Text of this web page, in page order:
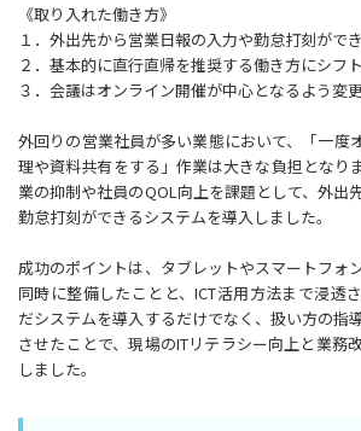
《取り入れた働き方》
１．外出先から営業日報の入力や勤怠打刻がで
２．基本的に直行直帰を推奨する働き方にシフト
３．会議はオンライン開催が中心となるよう変更
外回りの営業社員が多い業態において、「一度
理や資料共有をする」作業は大きな負担となり
業の抑制や社員のQOL向上を課題として、外出
勤怠打刻ができるシステムを導入しました。
成功のポイントは、タブレットやスマートフォ
同時に整備したことと、ICT活用方法まで浸透
だシステムを導入するだけでなく、扱い方の指
させたことで、現場のITリテラシー向上と業務
しました。